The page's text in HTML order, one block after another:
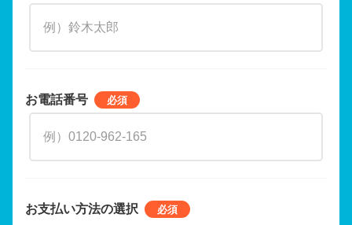
お電話番号
お支払い方法の選択